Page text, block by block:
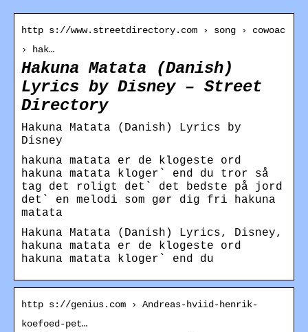
http s://www.streetdirectory.com › song › cowoac
› hak…
Hakuna Matata (Danish)
Lyrics by Disney – Street
Directory
Hakuna Matata (Danish) Lyrics by
Disney
hakuna matata er de klogeste ord
hakuna matata kloger` end du tror så
tag det roligt det` det bedste på jord
det` en melodi som gør dig fri hakuna
matata
Hakuna Matata (Danish) Lyrics, Disney,
hakuna matata er de klogeste ord
hakuna matata kloger` end du
http s://genius.com › Andreas-hviid-henrik-
koefoed-pet…